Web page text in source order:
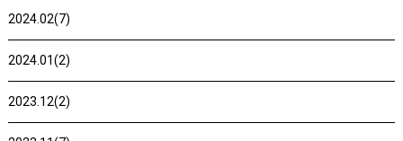
2024.02(7)
2024.01(2)
2023.12(2)